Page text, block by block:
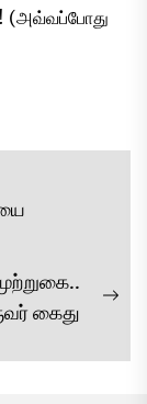
(அவ்வப்போது
கைது